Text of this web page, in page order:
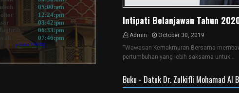
Intipati Belanjawan Tahun
Admin
October 30, 2019
“Wawasan Kemakmuran Bersama
pertumbuhan yang lebih saksama untuk…
Buku - Datuk Dr. Zulkifli Mohamad Al